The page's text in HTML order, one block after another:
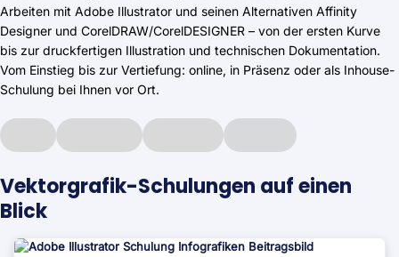
Arbeiten mit Adobe Illustrator und seinen Alternativen Affinity
Designer und CorelDRAW/CorelDESIGNER – von der ersten Kurve
bis zur druckfertigen Illustration und technischen Dokumentation.
Vom Einstieg bis zur Vertiefung: online, in Präsenz oder als Inhouse-
Schulung bei Ihnen vor Ort.
Vektorgrafik-Schulungen auf einen
Blick